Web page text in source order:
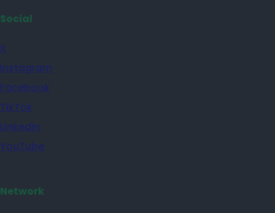
Social
X
Instagram
Facebook
TikTok
Linkedin
YouTube
Network